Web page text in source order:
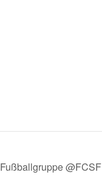
Fußballgruppe @FCSF